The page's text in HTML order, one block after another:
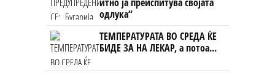
одлука“
ТЕМПЕРАТУРАТА ВО СРЕДА ЌЕ
БИДЕ ЗА НА ЛЕКАР, а потоа...